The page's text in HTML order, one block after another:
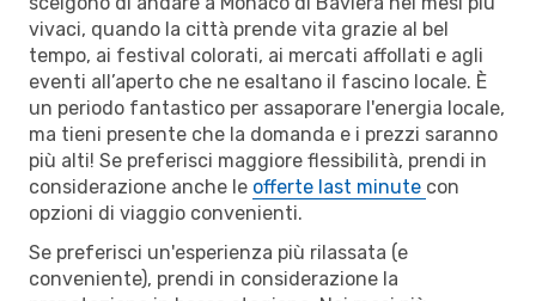
vivaci, quando la città prende vita grazie al bel
tempo, ai festival colorati, ai mercati affollati e agli
eventi all’aperto che ne esaltano il fascino locale. È
un periodo fantastico per assaporare l'energia locale,
ma tieni presente che la domanda e i prezzi saranno
più alti! Se preferisci maggiore flessibilità, prendi in
considerazione anche le offerte last minute con
opzioni di viaggio convenienti.
Se preferisci un'esperienza più rilassata (e
conveniente), prendi in considerazione la